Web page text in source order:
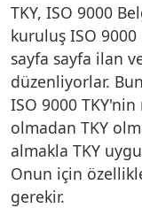
TKY, ISO 9000
kuruluş ISO
sayfa sayfa ilan
düzenliyorlar.
ISO 9000
olmadan TKY
almakla TKY
Onun için
gerekir.